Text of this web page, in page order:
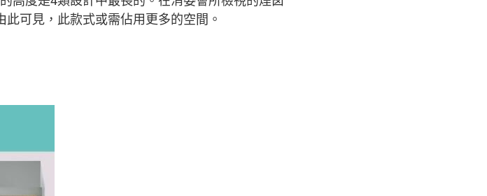
可見，此款式或需佔用更多的空間。